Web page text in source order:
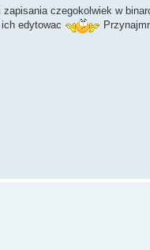
czegokolwiek w
edytowac